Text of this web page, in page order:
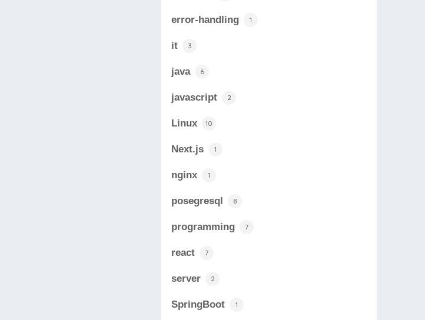
error-handling 1
it 3
java 6
javascript 2
Linux 10
Next.js 1
nginx 1
posegresql 8
programming 7
react 7
server 2
SpringBoot 1